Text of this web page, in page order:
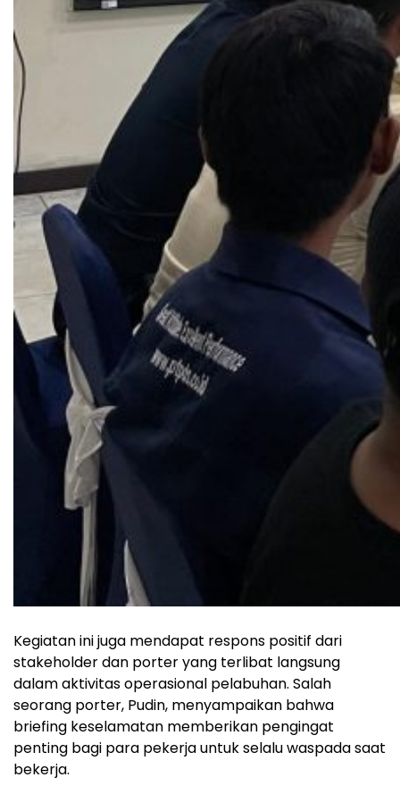
Kegiatan ini juga mendapat respons positif dari
stakeholder dan porter yang terlibat langsung
dalam aktivitas operasional pelabuhan. Salah
seorang porter, Pudin, menyampaikan bahwa
briefing keselamatan memberikan pengingat
penting bagi para pekerja untuk selalu waspada saat
bekerja.